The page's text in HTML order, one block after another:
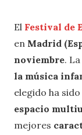
El Festival de
en Madrid
noviembre. La
la música
elegido ha sido
espacio
mejores